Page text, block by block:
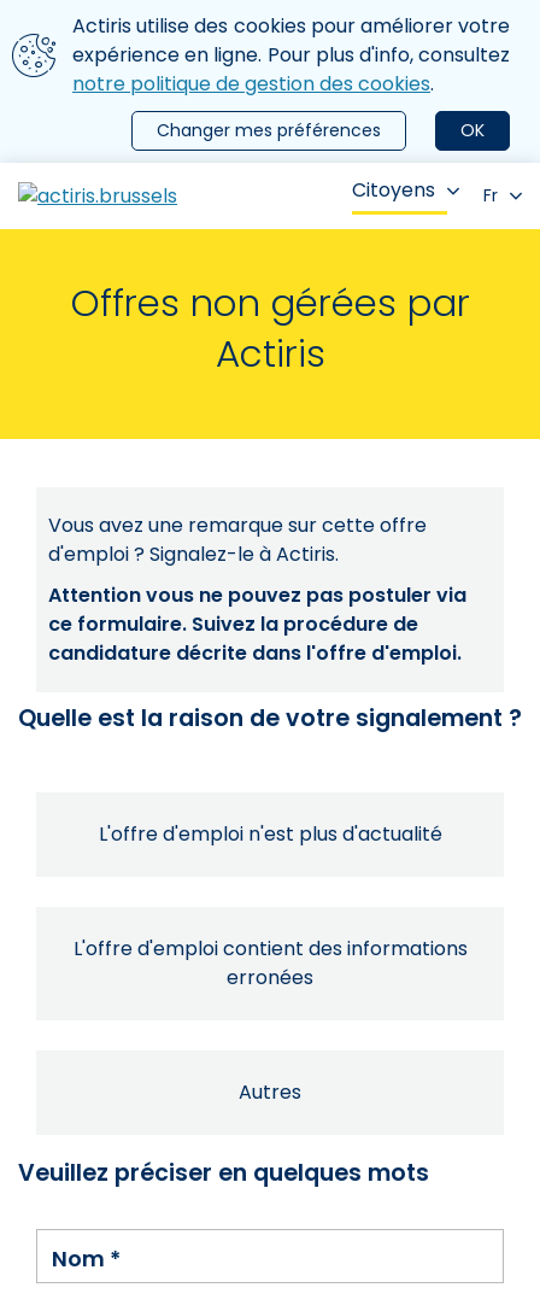
Aller au contenu principal
Nous utilisons des cookies
Actiris utilise des cookies pour améliorer votre
expérience en ligne. Pour plus d'info, consultez
notre politique de gestion des cookies.
OK
Changer mes préférences
le menu
Citoyens Fr
Offres non gérées par
Actiris
Vous avez une remarque sur cette offre
d'emploi ? Signalez-le à Actiris.
Attention vous ne pouvez pas postuler via
ce formulaire. Suivez la procédure de
candidature décrite dans l'offre d'emploi.
Quelle est la raison de votre signalement ?
L'offre d'emploi n'est plus d'actualité
L'offre d'emploi contient des informations
erronées
Autres
Veuillez préciser en quelques mots
Nom *